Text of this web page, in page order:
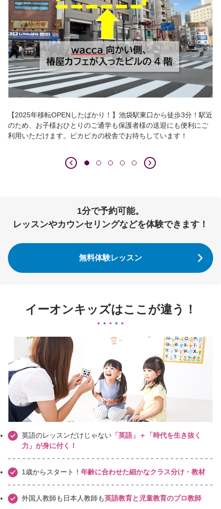
【2025年移転OPENしたばかり！】池袋駅東口から徒歩3分！駅近
のため、お子様おひとりのご通学も保護者様の送迎にも便利にご
利用いただけます。ピカピカの校舎でお待ちしています！
1分で予約可能。
レッスンやカウンセリングなどを体験できます！
無料体験レッスン
イーオンキッズはここが違う！
英語のレッスンだけじゃない 「英語」＋「時代を生き抜く
力」が身に付く！
1歳からスタート！ 年齢に合わせた細かなクラス分け・教材
外国人教師も日本人教師も英語教育と児童教育のプロ教師